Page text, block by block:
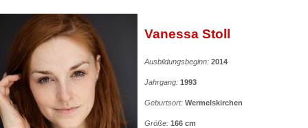
Vanessa Stoll
Ausbildungsbeginn: 2014
Jahrgang: 1993
Geburtsort: Wermelskirchen
Größe: 166 cm